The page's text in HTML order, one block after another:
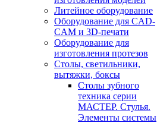
Литейное оборудование
Оборудование для CAD-
CAM и 3D-печати
Оборудование для
изготовления протезов
Cтолы, светильники,
вытяжки, боксы
Столы зубного
техника серии
МАСТЕР. Стулья.
Элементы системы